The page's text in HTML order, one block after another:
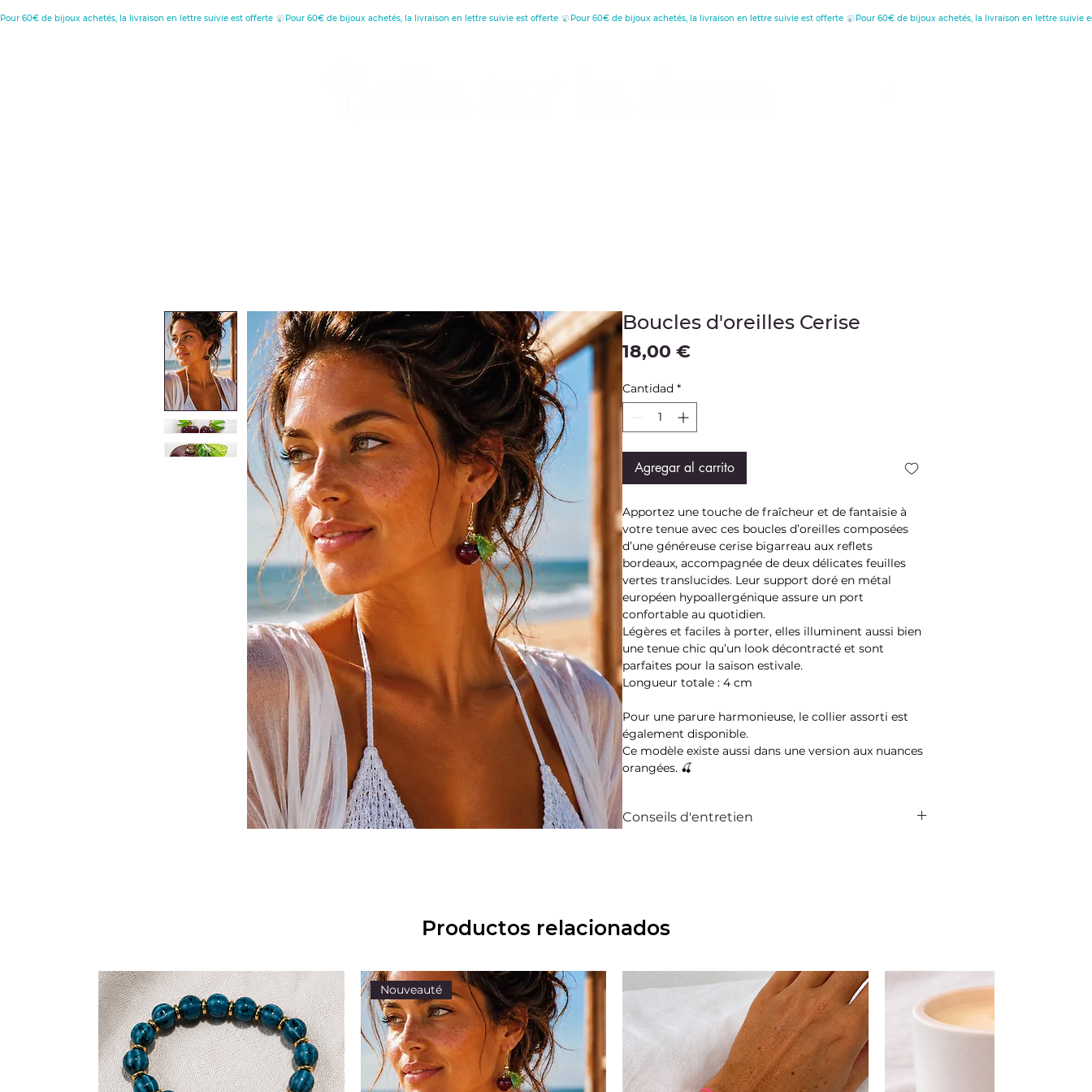
Pour 60€ de bijoux achetés, la livraison en lettre suivie est offerte
Boucles d'oreilles Cerise
18,00 €Precio
Cantidad *
Agregar al carrito
Apportez une touche de fraîcheur et de fantaisie à
votre tenue avec ces boucles d’oreilles composées
d’une généreuse cerise bigarreau aux reflets
bordeaux, accompagnée de deux délicates feuilles
vertes translucides. Leur support doré en métal
européen hypoallergénique assure un port
confortable au quotidien.
Légères et faciles à porter, elles illuminent aussi bien
une tenue chic qu’un look décontracté et sont
parfaites pour la saison estivale.
Longueur totale : 4 cm
Pour une parure harmonieuse, le collier assorti est
également disponible.
Ce modèle existe aussi dans une version aux nuances
orangées. 🍒
Conseils d'entretien
crèmes et les parfums, pensez également à retirer
rangez-les séparément dans la pochette qui vous est
Productos relacionados
Nouveauté